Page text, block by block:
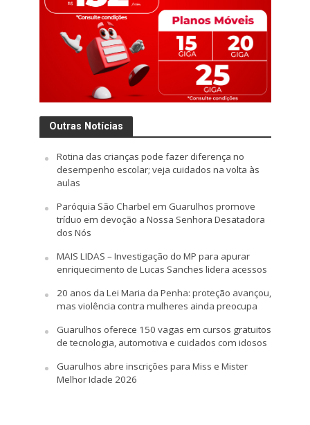
Outras Notícias
Rotina das crianças pode fazer diferença no
desempenho escolar; veja cuidados na volta às
aulas
Paróquia São Charbel em Guarulhos promove
tríduo em devoção a Nossa Senhora Desatadora
dos Nós
MAIS LIDAS – Investigação do MP para apurar
enriquecimento de Lucas Sanches lidera acessos
20 anos da Lei Maria da Penha: proteção avançou,
mas violência contra mulheres ainda preocupa
Guarulhos oferece 150 vagas em cursos gratuitos
de tecnologia, automotiva e cuidados com idosos
Guarulhos abre inscrições para Miss e Mister
Melhor Idade 2026